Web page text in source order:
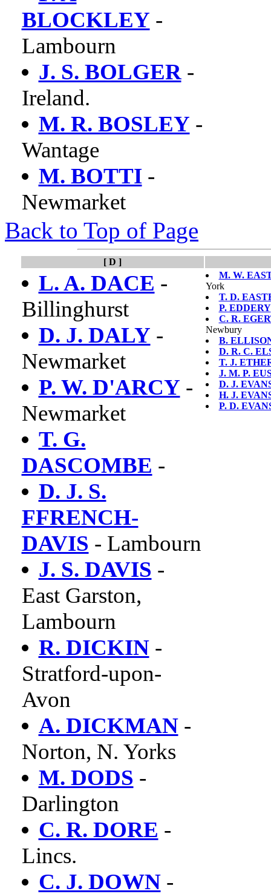
BLOCKLEY -
Lambourn
J. S. BOLGER-
Ireland.
M. R. BOSLEY -
Wantage
M. BOTTI-
Newmarket
Back to Top of Page
[ D ]
L. A. DACE -
Billinghurst
D. J. DALY -
Newmarket
P. W. D'ARCY -
Newmarket
T. G.
DASCOMBE -
D. J. S.
FFRENCH-
DAVIS - Lambourn
J. S. DAVIS -
East Garston,
Lambourn
R. DICKIN-
Stratford-upon-
Avon
A. DICKMAN-
Norton, N. Yorks
M. DODS -
Darlington
C. R. DORE -
Lincs.
C. J. DOWN-
M. W.
York
T. D.
P. EDDERY
C. R.
Newbury
B.
D. R. C.
T. J.
J. M. P.
D. J.
H. J.
P. D.